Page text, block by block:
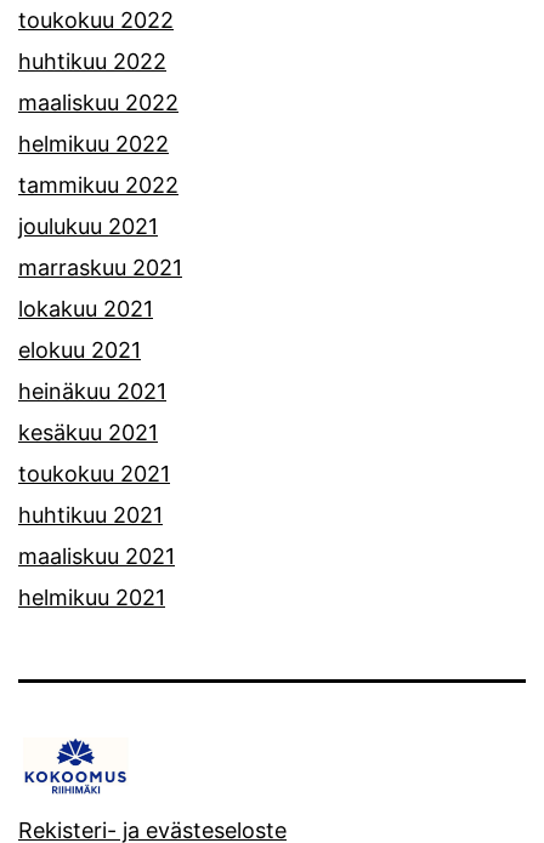
toukokuu 2022
huhtikuu 2022
maaliskuu 2022
helmikuu 2022
tammikuu 2022
joulukuu 2021
marraskuu 2021
lokakuu 2021
elokuu 2021
heinäkuu 2021
kesäkuu 2021
toukokuu 2021
huhtikuu 2021
maaliskuu 2021
helmikuu 2021
Rekisteri- ja evästeseloste